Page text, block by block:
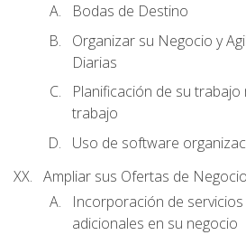
Bodas de Destino
Organizar su Negocio y
Diarias
Planificación de su
trabajo
Uso de software
Ampliar sus Ofertas de
Incorporación de
adicionales en su negocio